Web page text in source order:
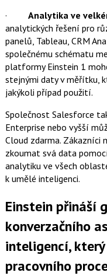
· Analytika ve
analytických řešení pro
panelů, Tableau, CRM
společnému schématu
platformy Einstein 1
stejnými daty v měřítku,
jakýkoli případ použití.
Společnost Salesforce
Enterprise nebo vyšší
Cloud zdarma.
zkoumat svá data
analytiku ve všech
k umělé inteligenci.
Einstein přináší
konverzačního
inteligencí,
pracovního